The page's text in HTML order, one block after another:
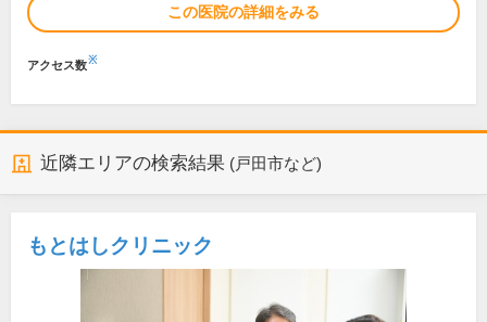
この医院の詳細をみる
アクセス数※
近隣エリアの検索結果 (戸田市など)
もとはしクリニック